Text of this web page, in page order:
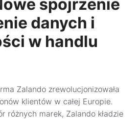
spojrzenie
danych i
w handlu
Zalando zrewolucjonizowała
klientów w całej Europie.
różnych marek, Zalando kładzie